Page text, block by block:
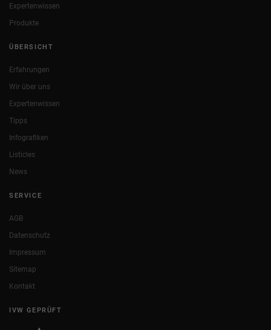
Expertenwissen
Produkte
ÜBERSICHT
Erfahrungen
Wir über uns
Expertenwissen
Tipps
Infografiken
Listicles
News
SERVICE
AGB
Datenschutz
Impressum
Sitemap
Kontakt
IVW GEPRÜFT